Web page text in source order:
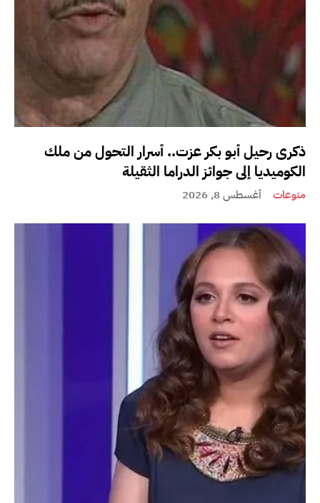
ذكرى رحيل أبو بكر عزت.. أسرار التحول من ملك
الكوميديا إلى جوائز الدراما الثقيلة
منوعات أغسطس 8, 2026